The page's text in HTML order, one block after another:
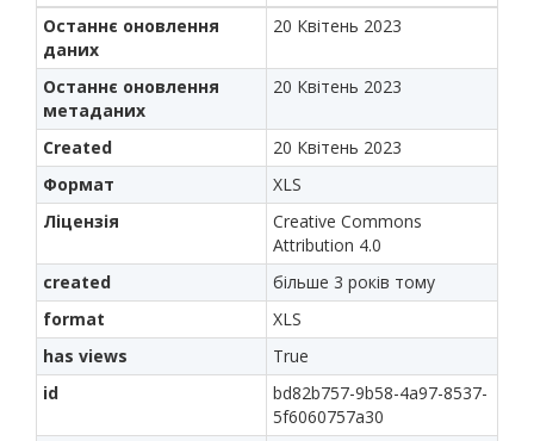
Останнє оновлення
даних
20 Квітень 2023
Останнє оновлення
метаданих
20 Квітень 2023
Created
20 Квітень 2023
Формат
XLS
Ліцензія
Creative Commons
Attribution 4.0
created
більше 3 років тому
format
XLS
has views
True
id
bd82b757-9b58-4a97-8537-
5f6060757a30